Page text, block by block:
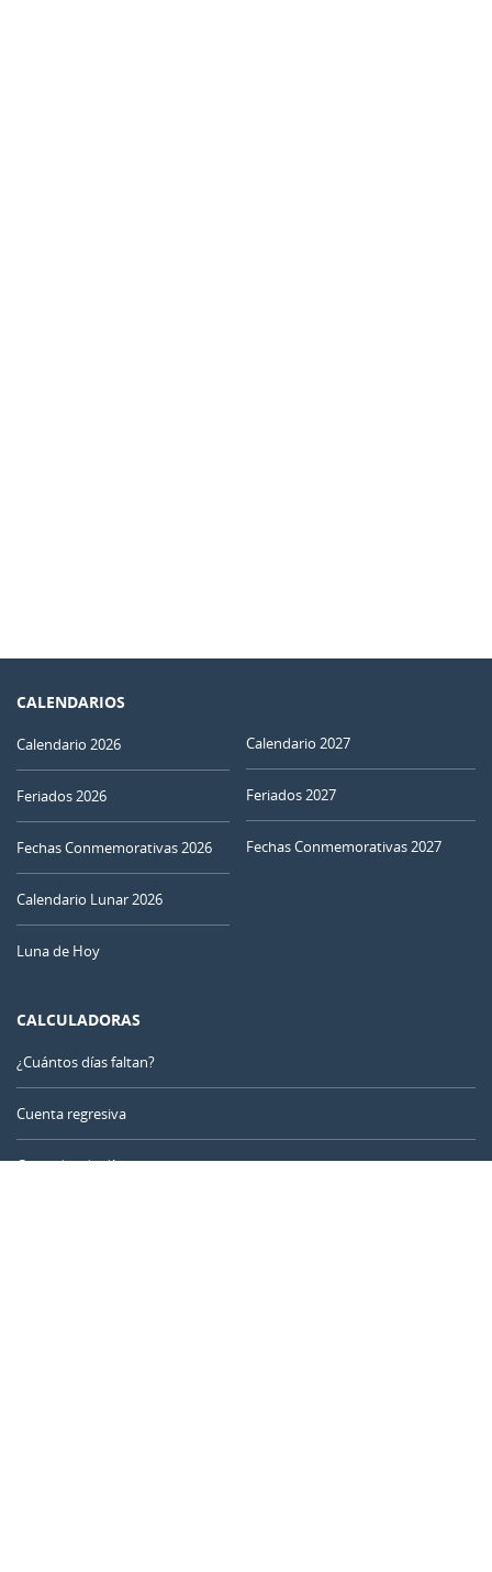
CALENDARIOS
Calendario 2026
Feriados 2026
Fechas Conmemorativas 2026
Calendario Lunar 2026
Luna de Hoy
Calendario 2027
Feriados 2027
Fechas Conmemorativas 2027
CALCULADORAS
¿Cuántos días faltan?
Cuenta regresiva
Contador de días